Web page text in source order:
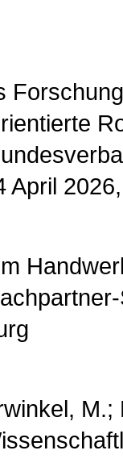
April